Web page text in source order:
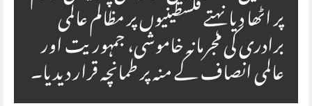
پر اٹھا دیا نہتے فلسطینیوں پر مظالم عالمی
برادری کی مجرمانہ خاموشی، جمہوریت اور
عالمی انصاف کے منہ پر طمانچہ قرار دیدیا۔